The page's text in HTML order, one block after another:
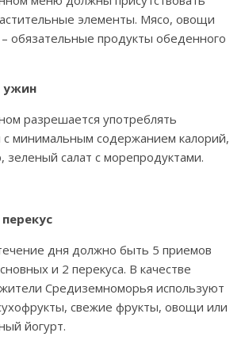
элементы. Мясо, овощи
обязательные продукты обеденного
ужин
разрешается употреблять
с минимальным содержанием калорий,
зеленый салат с морепродуктами.
дня должно быть 5 приемов
и 2 перекуса. В качестве
жители Средиземноморья используют
свежие фрукты, овощи или
йогурт.